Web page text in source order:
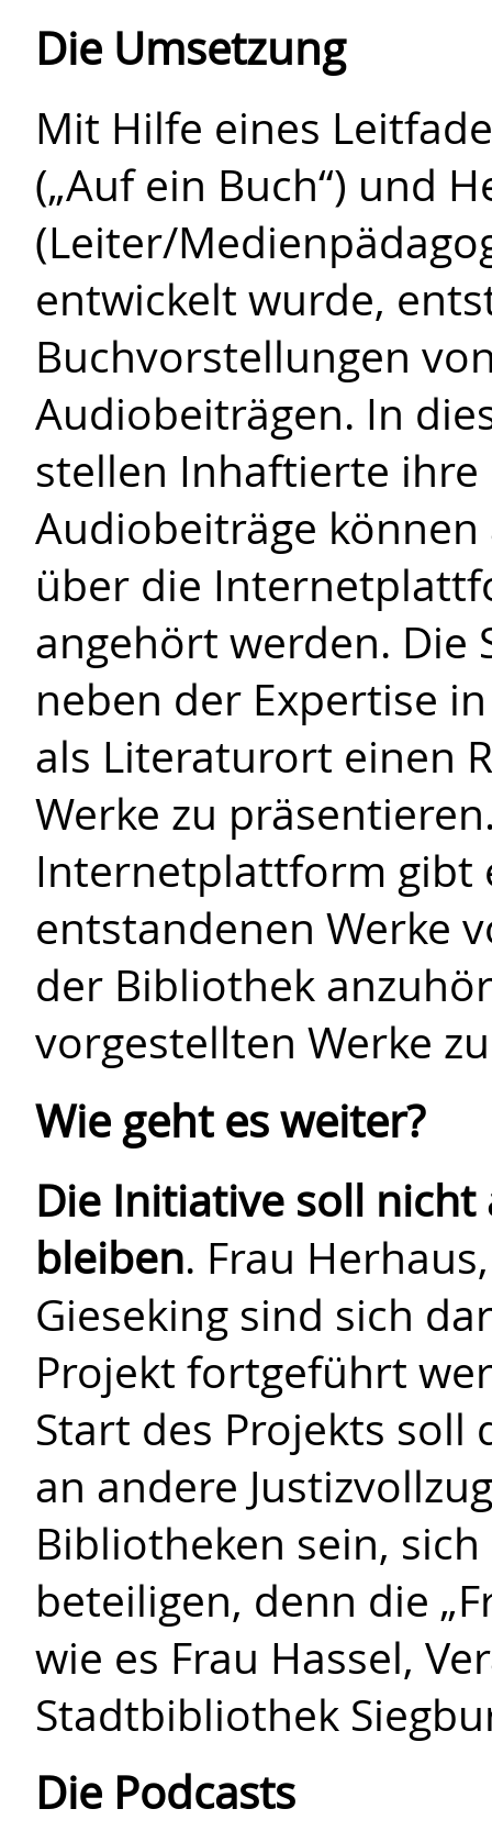
Die Umsetzung
Mit Hilfe eines
(„Auf ein Buch“) und
(Leiter/
entwickelt wurde,
Buchvorstellungen
Audiobeiträgen. In
stellen Inhaftierte
Audiobeiträge
über die
angehört werden.
neben der Expertise
als Literaturort einen
Werke zu
Internetplattform gibt
entstandenen Werke
der Bibliothek
vorgestellten Werke
Wie geht es weiter?
Die Initiative soll nicht
bleiben. Frau
Gieseking sind sich
Projekt fortgeführt
Start des Projekts
an andere
Bibliotheken sein,
beteiligen, denn die
wie es Frau Hassel,
Stadtbibliothek
Die Podcasts